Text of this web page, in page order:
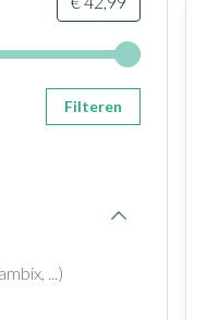
links en rechts om de
Filteren